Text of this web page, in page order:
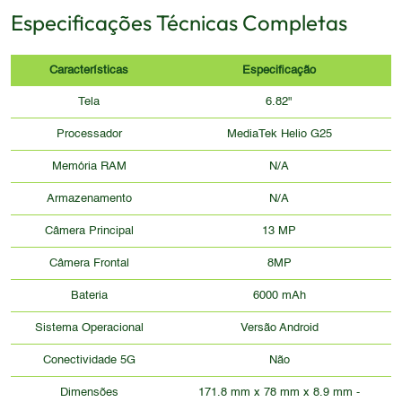
Especificações Técnicas Completas
Características Especificação
Tela 6.82"
Processador MediaTek Helio G25
Memória RAM N/A
Armazenamento N/A
Câmera Principal 13 MP
Câmera Frontal 8MP
Bateria 6000 mAh
Sistema Operacional Versão Android
Conectividade 5G Não
Dimensões 171.8 mm x 78 mm x 8.9 mm -